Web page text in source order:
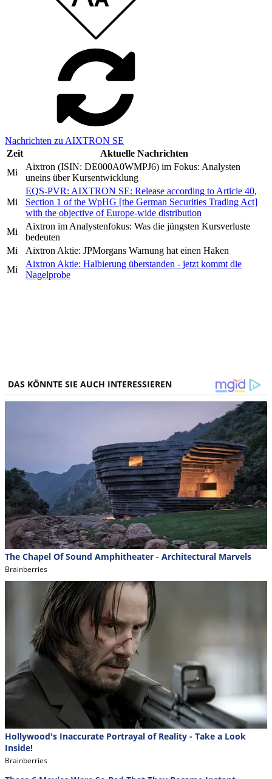
Nachrichten zu AIXTRON SE
Zeit
Aktuelle Nachrichten
Mi
Aixtron (ISIN: DE000A0WMPJ6) im Fokus: Analysten
uneins über Kursentwicklung
Mi
EQS-PVR: AIXTRON SE: Release according to Article 40,
Section 1 of the WpHG [the German Securities Trading Act]
with the objective of Europe-wide distribution
Mi
Aixtron im Analystenfokus: Was die jüngsten Kursverluste
bedeuten
Mi
Aixtron Aktie: JPMorgans Warnung hat einen Haken
Mi
Aixtron Aktie: Halbierung überstanden - jetzt kommt die
Nagelprobe